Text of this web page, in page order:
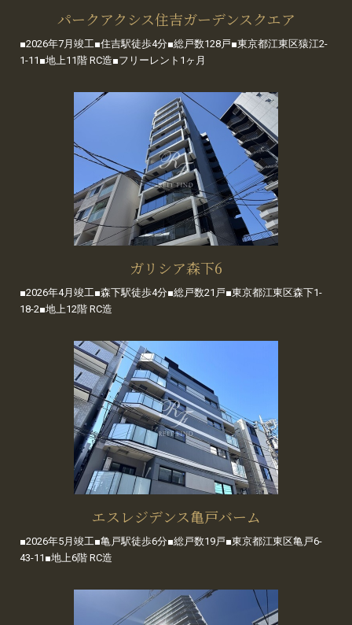
パークアクシス住吉ガーデンスクエア
■2026年7月竣工■住吉駅徒歩4分■総戸数128戸■東京都江東区猿江2-
1-11■地上11階 RC造■フリーレント1ヶ月
ガリシア森下6
■2026年4月竣工■森下駅徒歩4分■総戸数21戸■東京都江東区森下1-
18-2■地上12階 RC造
エスレジデンス亀戸バーム
■2026年5月竣工■亀戸駅徒歩6分■総戸数19戸■東京都江東区亀戸6-
43-11■地上6階 RC造